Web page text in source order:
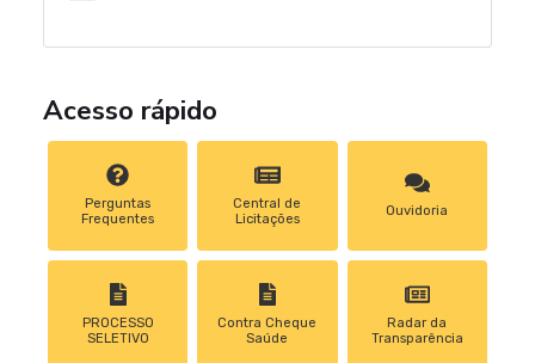
Acesso rápido
Perguntas
Frequentes
Central de
Licitações
Ouvidoria
PROCESSO
SELETIVO
Contra Cheque
Saúde
Radar da
Transparência